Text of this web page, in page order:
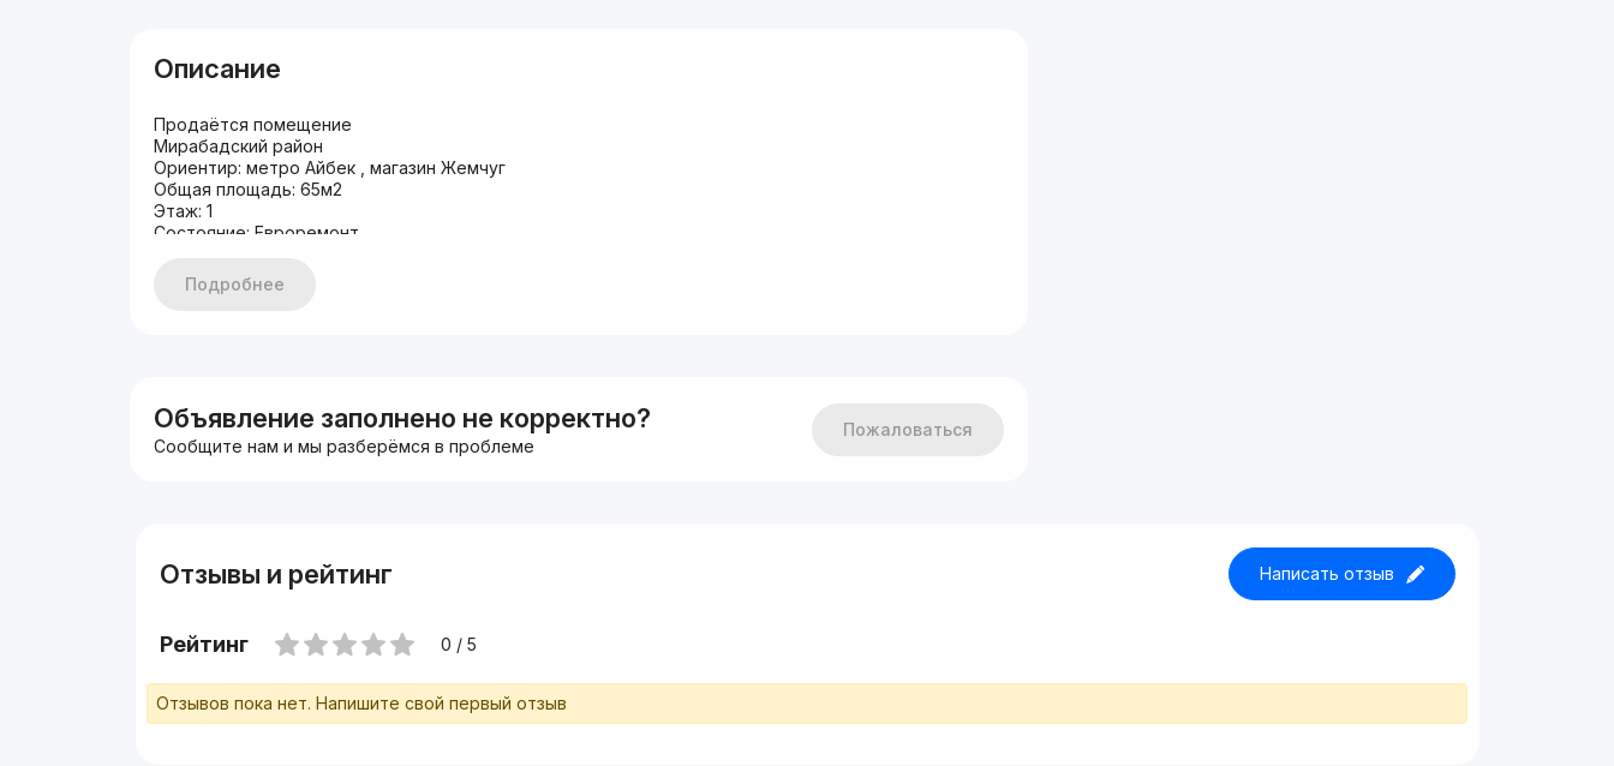
Описание
Продаётся помещение
Мирабадский район
Ориентир: метро Айбек , магазин Жемчуг
Общая площадь: 65м2
Этаж: 1
Состояние: Евроремонт
Цена: 230.000 у.е
Подробнее
Объявление заполнено не корректно?
Сообщите нам и мы разберёмся в проблеме
Пожаловаться
Отзывы и рейтинг Написать отзыв
Рейтинг 0 / 5
Отзывов пока нет. Напишите свой первый отзыв